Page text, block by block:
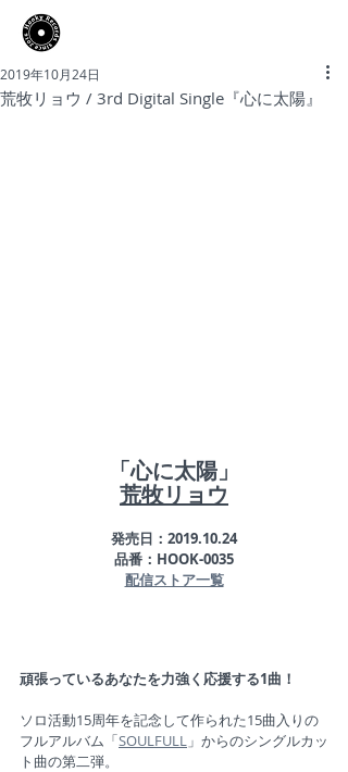
荒牧リョウ / 3rd Digital Single『心に太陽』
2019年10月24日
「心に太陽」
荒牧リョウ
発売日：2019.10.24
品番：HOOK-0035
配信ストア一覧
頑張っているあなたを力強く応援する1曲！
ソロ活動15周年を記念して作られた15曲入りの
フルアルバム「SOULFULL 」からのシングルカッ
ト曲の第二弾。